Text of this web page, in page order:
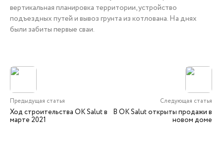
вертикальная планировка территории, устройство
подъездных путей и вывоз грунта из котлована. На днях
были забиты первые сваи.
Предыдущая статья
Ход строительства OK Salut в
марте 2021
Следующая статья
В OK Salut открыты продажи в
новом доме